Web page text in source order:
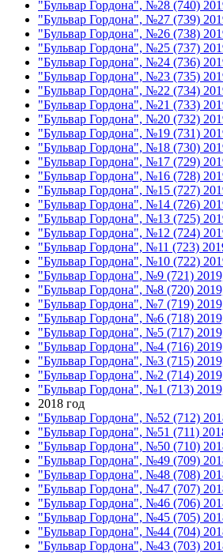
"Бульвар Гордона", №28 (740)
"Бульвар Гордона", №27 (739)
"Бульвар Гордона", №26 (738)
"Бульвар Гордона", №25 (737)
"Бульвар Гордона", №24 (736)
"Бульвар Гордона", №23 (735)
"Бульвар Гордона", №22 (734)
"Бульвар Гордона", №21 (733)
"Бульвар Гордона", №20 (732)
"Бульвар Гордона", №19 (731)
"Бульвар Гордона", №18 (730)
"Бульвар Гордона", №17 (729)
"Бульвар Гордона", №16 (728)
"Бульвар Гордона", №15 (727)
"Бульвар Гордона", №14 (726)
"Бульвар Гордона", №13 (725)
"Бульвар Гордона", №12 (724)
"Бульвар Гордона", №11 (723)
"Бульвар Гордона", №10 (722)
"Бульвар Гордона", №9 (721)
"Бульвар Гордона", №8 (720)
"Бульвар Гордона", №7 (719)
"Бульвар Гордона", №6 (718)
"Бульвар Гордона", №5 (717)
"Бульвар Гордона", №4 (716)
"Бульвар Гордона", №3 (715)
"Бульвар Гордона", №2 (714)
"Бульвар Гордона", №1 (713)
2018 год
"Бульвар Гордона", №52 (712)
"Бульвар Гордона", №51 (711)
"Бульвар Гордона", №50 (710)
"Бульвар Гордона", №49 (709)
"Бульвар Гордона", №48 (708)
"Бульвар Гордона", №47 (707)
"Бульвар Гордона", №46 (706)
"Бульвар Гордона", №45 (705)
"Бульвар Гордона", №44 (704)
"Бульвар Гордона", №43 (703)